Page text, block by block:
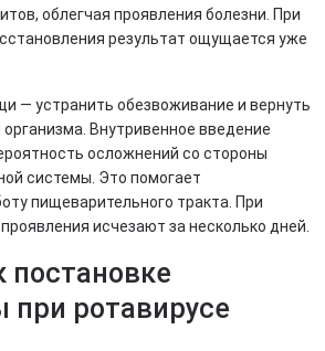
облегчая проявления болезни. При
результат ощущается уже
— устранить обезвоживание и вернуть
Внутривенное введение
осложнений со стороны
системы. Это помогает
пищеварительного тракта. При
исчезают за несколько дней.
постановке
при ротавирусе